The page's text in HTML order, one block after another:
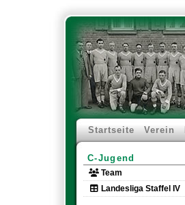
Startseite Verein
C-Jugend
Team
Landesliga Staffel IV